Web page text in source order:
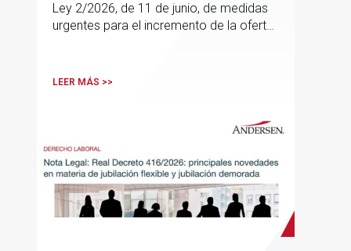
Ley 2/2026, de 11 de junio, de medidas
urgentes para el incremento de la oferta
LEER MÁS >>